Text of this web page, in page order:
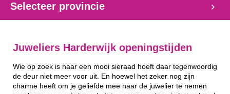
Selecteer provincie
Juweliers Harderwijk openingstijden
Wie op zoek is naar een mooi sieraad hoeft daar tegenwoordig
de deur niet meer voor uit. En hoewel het zeker nog zijn
charme heeft om je geliefde mee naar de juwelier te nemen